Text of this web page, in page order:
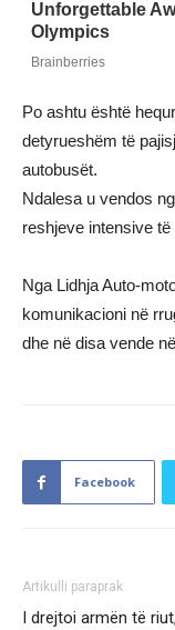
Po ashtu është
detyrueshëm të
autobusët.
Ndalesa u vendos
reshjeve intensive
Nga Lidhja Auto-
komunikacioni në
dhe në disa vende
Facebook
Artikulli paraprak
I drejtoi armën të riut,